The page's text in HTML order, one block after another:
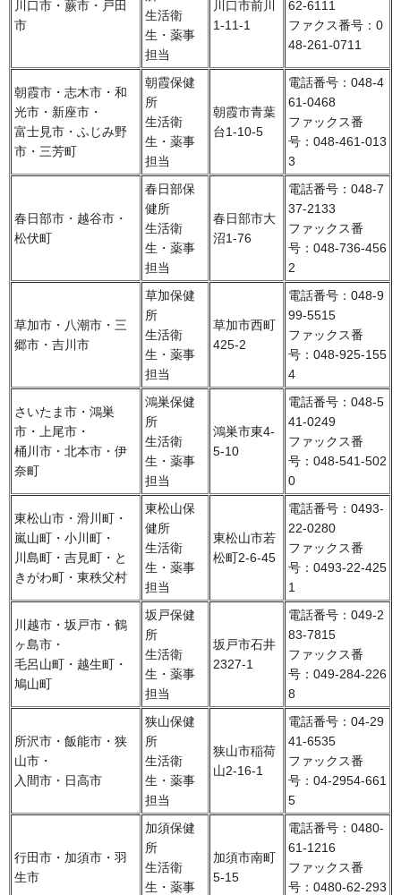
川口市・蕨市・戸田
市
生活衛
生・薬事
担当
川口市前川
1-11-1
62-6111
ファクス番号：0
48-261-0711
朝霞市・志木市・和
光市・新座市・
富士見市・ふじみ野
市・三芳町
朝霞保健
所
生活衛
生・薬事
担当
朝霞市青葉
台1-10-5
電話番号：048-4
61-0468
ファックス番
号：048-461-013
3
春日部市・越谷市・
松伏町
春日部保
健所
生活衛
生・薬事
担当
春日部市大
沼1-76
電話番号：048-7
37-2133
ファックス番
号：048-736-456
2
草加市・八潮市・三
郷市・吉川市
草加保健
所
生活衛
生・薬事
担当
草加市西町
425-2
電話番号：048-9
99-5515
ファックス番
号：048-925-155
4
さいたま市・鴻巣
市・上尾市・
桶川市・北本市・伊
奈町
鴻巣保健
所
生活衛
生・薬事
担当
鴻巣市東4-
5-10
電話番号：048-5
41-0249
ファックス番
号：048-541-502
0
東松山市・滑川町・
嵐山町・小川町・
川島町・吉見町・と
きがわ町・東秩父村
東松山保
健所
生活衛
生・薬事
担当
東松山市若
松町2-6-45
電話番号：0493-
22-0280
ファックス番
号：0493-22-425
1
川越市・坂戸市・鶴
ヶ島市・
毛呂山町・越生町・
鳩山町
坂戸保健
所
生活衛
生・薬事
担当
坂戸市石井
2327-1
電話番号：049-2
83-7815
ファックス番
号：049-284-226
8
所沢市・飯能市・狭
山市・
入間市・日高市
狭山保健
所
生活衛
生・薬事
担当
狭山市稲荷
山2-16-1
電話番号：04-29
41-6535
ファックス番
号：04-2954-661
5
行田市・加須市・羽
生市
加須保健
所
生活衛
生・薬事
加須市南町
5-15
電話番号：0480-
61-1216
ファックス番
号：0480-62-293